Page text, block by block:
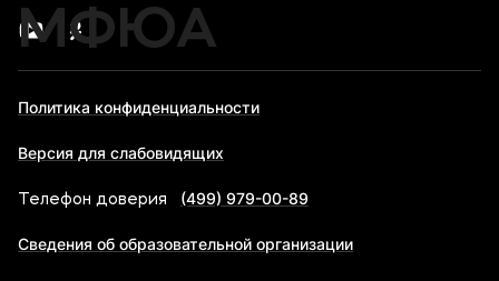
МФЮА
Политика конфиденциальности
Версия для слабовидящих
Телефон доверия (499) 979-00-89
Сведения об образовательной организации